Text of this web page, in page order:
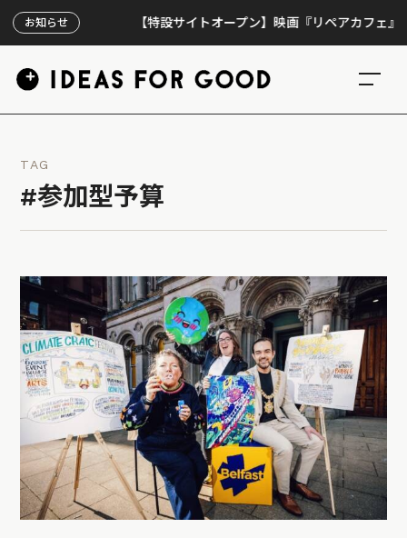
お知らせ 【特設サイトオープン】映画『リペアカフェ』、上
TAG
#参加型予算